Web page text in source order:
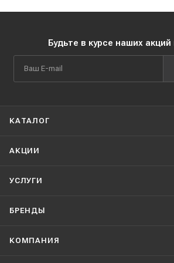
Будьте в курсе наших
КАТАЛОГ
АКЦИИ
УСЛУГИ
БРЕНДЫ
КОМПАНИЯ